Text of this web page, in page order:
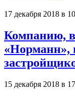
17 декабря 2018 в
Компанию,
«Норманн»,
15 декабря 2018 в